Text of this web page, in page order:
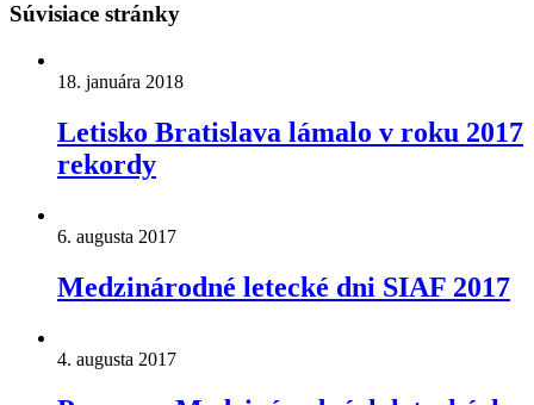
Súvisiace stránky
18. januára 2018
Letisko Bratislava lámalo v roku 2017
rekordy
6. augusta 2017
Medzinárodné letecké dni SIAF 2017
4. augusta 2017